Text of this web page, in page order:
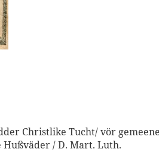
Christlike Tucht/ vör gemeene
/ D. Mart. Luth.